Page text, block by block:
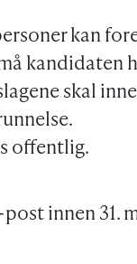
kan
kandidaten
skal
offentlig.
innen 31.